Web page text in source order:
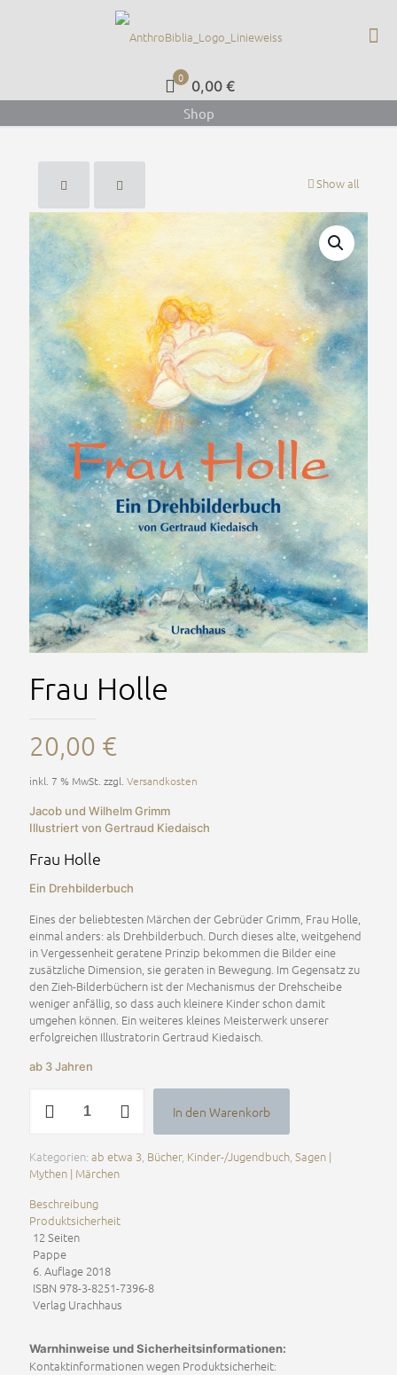
0 0,00 €
Shop
Show all
Frau Holle
20,00 €
inkl. 7 % MwSt. zzgl. Versandkosten
Jacob und Wilhelm Grimm
Illustriert von Gertraud Kiedaisch
Frau Holle
Ein Drehbilderbuch
Eines der beliebtesten Märchen der Gebrüder Grimm, Frau Holle,
einmal anders: als Drehbilderbuch. Durch dieses alte, weitgehend
in Vergessenheit geratene Prinzip bekommen die Bilder eine
zusätzliche Dimension, sie geraten in Bewegung. Im Gegensatz zu
den Zieh-Bilderbüchern ist der Mechanismus der Drehscheibe
weniger anfällig, so dass auch kleinere Kinder schon damit
umgehen können. Ein weiteres kleines Meisterwerk unserer
erfolgreichen Illustratorin Gertraud Kiedaisch.
ab 3 Jahren
In den Warenkorb
Alternative:
Kategorien: ab etwa 3, Bücher, Kinder-/Jugendbuch, Sagen |
Mythen | Märchen
Beschreibung
Produktsicherheit
12 Seiten
Pappe
6. Auflage 2018
ISBN 978-3-8251-7396-8
Verlag Urachhaus
Warnhinweise und Sicherheitsinformationen:
Kontaktinformationen wegen Produktsicherheit: